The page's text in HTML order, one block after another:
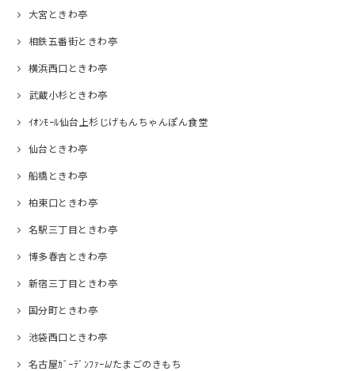
大宮ときわ亭
相鉄五番街ときわ亭
横浜西口ときわ亭
武蔵小杉ときわ亭
ｲｵﾝﾓｰﾙ仙台上杉じげもんちゃんぽん食堂
仙台ときわ亭
船橋ときわ亭
柏東口ときわ亭
名駅三丁目ときわ亭
博多春吉ときわ亭
新宿三丁目ときわ亭
国分町ときわ亭
池袋西口ときわ亭
名古屋ｶﾞｰﾃﾞﾝﾌｧｰﾑ/たまごのきもち